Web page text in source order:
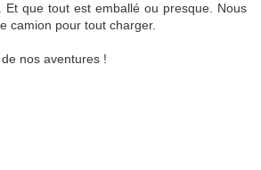
Et que tout est emballé ou presque. Nous
camion pour tout charger.
nos aventures !